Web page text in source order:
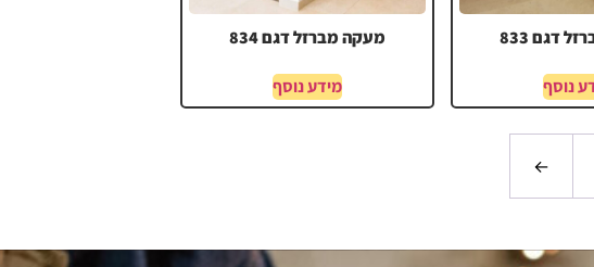
דגם 833
נוסף
מעקה מברזל דגם 834
מידע נוסף
←